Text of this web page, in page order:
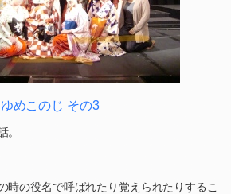
めこのじ その3
。
時の役名で呼ばれたり覚えられたりするこ